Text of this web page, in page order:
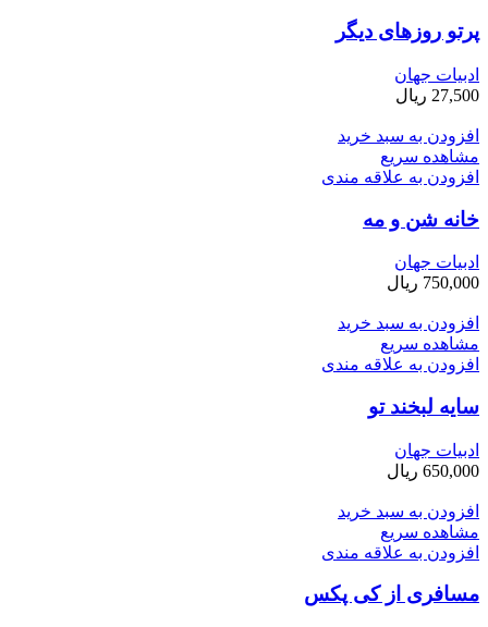
پرتو روزهای دیگر
ادبیات جهان
27,500 ریال
افزودن به سبد خرید
مشاهده سریع
افزودن به علاقه مندی
خانه شن و مه
ادبیات جهان
750,000 ریال
افزودن به سبد خرید
مشاهده سریع
افزودن به علاقه مندی
سایه لبخند تو
ادبیات جهان
650,000 ریال
افزودن به سبد خرید
مشاهده سریع
افزودن به علاقه مندی
مسافری از کی پکس